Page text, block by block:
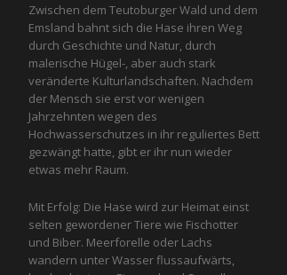
Zwischen dem Teutoburger Wald und dem
Emsland bahnt sich die Hase ihren Weg
durch Geschichte und Natur, durch
malerische Hügel-, aber auch stark
veränderte Kulturlandschaften. Nachdem
der Mensch sie erst vor wenigen
Jahrzehnten wegen des
Hochwasserschutzes in ihr reguliertes Bett
gezwängt hatte, gibt er ihr nun wieder
etwas mehr Raum.
Mit Erfolg: Die Hase wird zur Heimat einst
selten gewordener Tiere wie Fischotter
und Biber. Meerforelle oder Lachs
wandern unter Wasser flussaufwärts,